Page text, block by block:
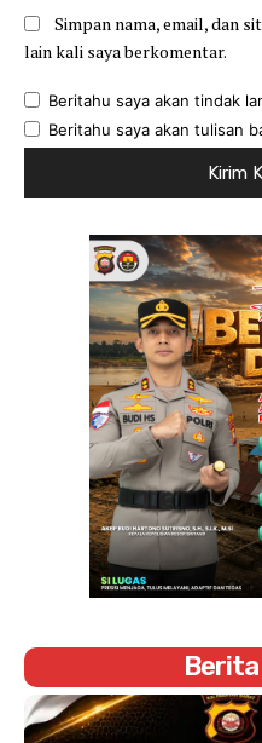
Simpan nama, email, dan
lain kali saya berkomentar.
Beritahu saya akan tindak
Beritahu saya akan tulisan